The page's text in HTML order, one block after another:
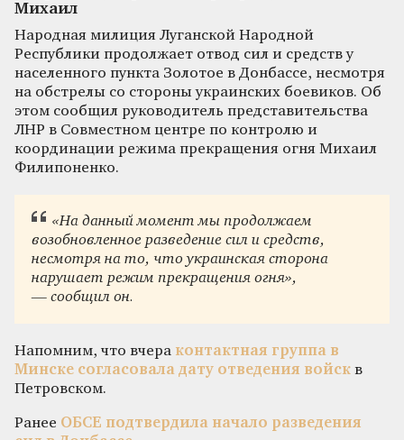
Михаил
Народная милиция Луганской Народной
Республики продолжает отвод сил и средств у
населенного пункта Золотое в Донбассе, несмотря
на обстрелы со стороны украинских боевиков. Об
этом сообщил руководитель представительства
ЛНР в Совместном центре по контролю и
координации режима прекращения огня Михаил
Филипоненко.
«На данный момент мы продолжаем
возобновленное разведение сил и средств,
несмотря на то, что украинская сторона
нарушает режим прекращения огня»,
— сообщил он.
Напомним, что вчера контактная группа в
Минске согласовала дату отведения войск в
Петровском.
Ранее ОБСЕ подтвердила начало разведения